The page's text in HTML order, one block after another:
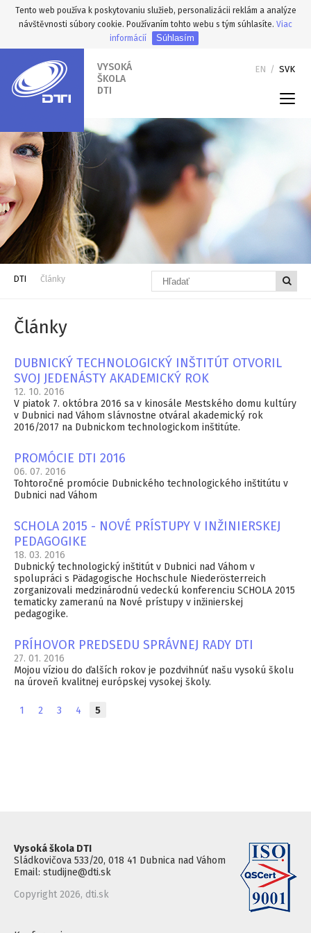
Tento web používa k poskytovaniu služieb, personalizácii reklám a analýze
návštěvnosti súbory cookie. Používaním tohto webu s tým súhlasíte. Viac
informácií
Súhlasím
VYSOKÁ
ŠKOLA
DTI
EN / SVK
DTI Články
Články
DUBNICKÝ TECHNOLOGICKÝ INŠTITÚT OTVORIL
SVOJ JEDENÁSTY AKADEMICKÝ ROK
12. 10. 2016
V piatok 7. októbra 2016 sa v kinosále Mestského domu kultúry
v Dubnici nad Váhom slávnostne otváral akademický rok
2016/2017 na Dubnickom technologickom inštitúte.
PROMÓCIE DTI 2016
06. 07. 2016
Tohtoročné promócie Dubnického technologického inštitútu v
Dubnici nad Váhom
SCHOLA 2015 - NOVÉ PRÍSTUPY V INŽINIERSKEJ
PEDAGOGIKE
18. 03. 2016
Dubnický technologický inštitút v Dubnici nad Váhom v
spolupráci s Pädagogische Hochschule Niederösterreich
zorganizovali medzinárodnú vedeckú konferenciu SCHOLA 2015
tematicky zameranú na Nové prístupy v inžinierskej
pedagogike.
PRÍHOVOR PREDSEDU SPRÁVNEJ RADY DTI
27. 01. 2016
Mojou víziou do ďalších rokov je pozdvihnúť našu vysokú školu
na úroveň kvalitnej európskej vysokej školy.
1 2 3 4 5
Vysoká škola DTI
Sládkovičova 533/20, 018 41 Dubnica nad Váhom
Email: studijne@dti.sk
Copyright 2026, dti.sk